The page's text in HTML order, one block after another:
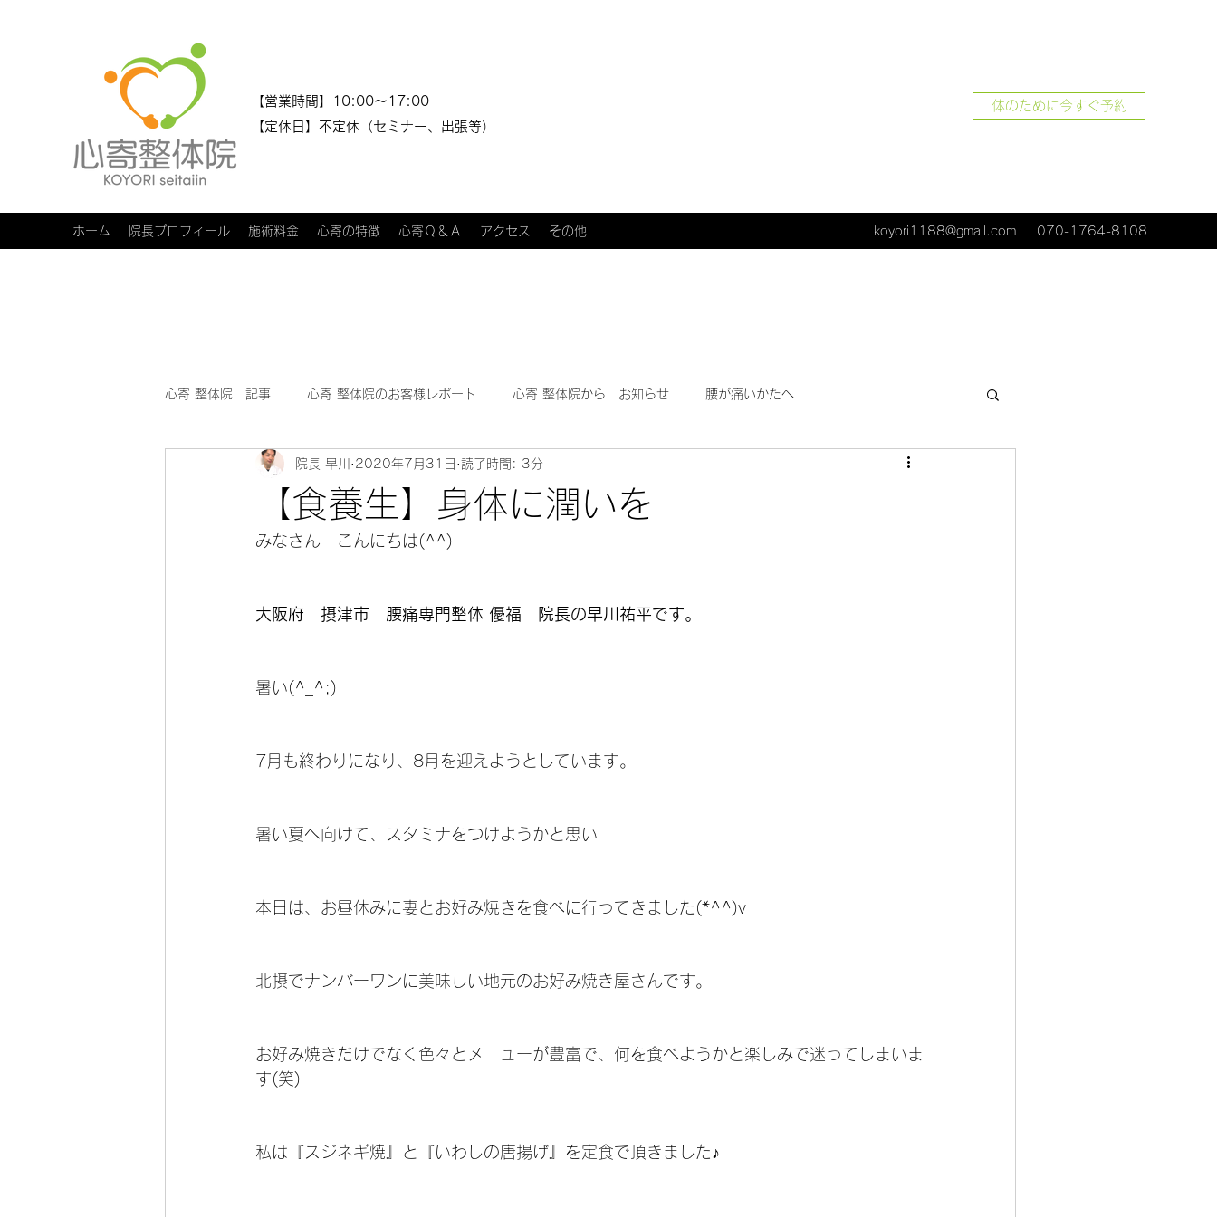
​​【営業時間】10:00～17:00
【定休日】不定休（セミナー、出張等）
体のために今すぐ予約
ホーム 院長プロフィール 施術料金 心寄の特徴 心寄Ｑ＆Ａ アクセス その他 koyori1188@gmail.com 070-1764-8108
心寄 整体院 記事 心寄 整体院のお客様レポート 心寄 整体院から お知らせ 腰が痛いかたへ
心寄 整体院 健康教室～身体のソムリエ～
【食養生】身体に潤いを
院長 早川 2020年7月31日 読了時間: 3分
みなさん　こんにちは(^^)
大阪府　摂津市　腰痛専門整体 優福　院長の早川祐平です。
暑い(^_^;)
7月も終わりになり、8月を迎えようとしています。
暑い夏へ向けて、スタミナをつけようかと思い
本日は、お昼休みに妻とお好み焼きを食べに行ってきました(*^^)v
北摂でナンバーワンに美味しい地元のお好み焼き屋さんです。
お好み焼きだけでなく色々とメニューが豊富で、何を食べようかと楽しみで迷ってしまいま
す(笑)
私は『スジネギ焼』と『いわしの唐揚げ』を定食で頂きました♪